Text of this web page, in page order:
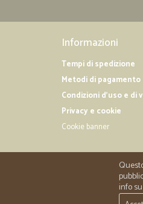
Informazioni
Tempi di spedizione
Metodi di pagamento
Condizioni d'uso e di
Privacy e cookie
Cookie banner
info